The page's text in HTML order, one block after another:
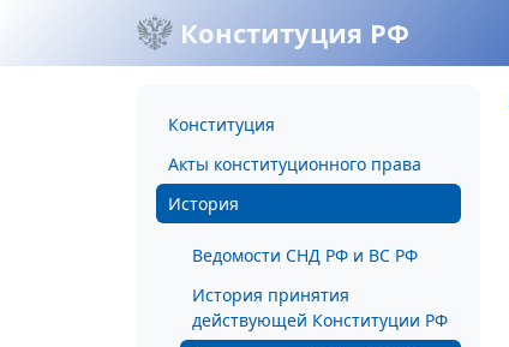
Конституция РФ
Конституция
Акты конституционного права
История
Ведомости СНД РФ и ВС РФ
История принятия
действующей Конституции РФ